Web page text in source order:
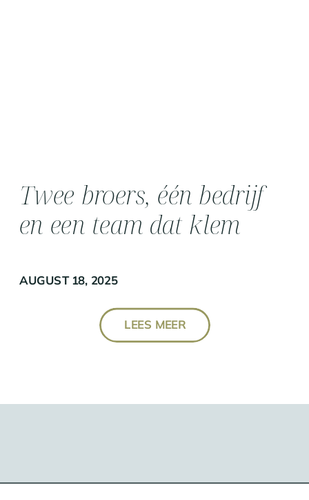
LEES MEER
AUGUST 18, 2025
Twee broers, één bedrijf
en een team dat klem